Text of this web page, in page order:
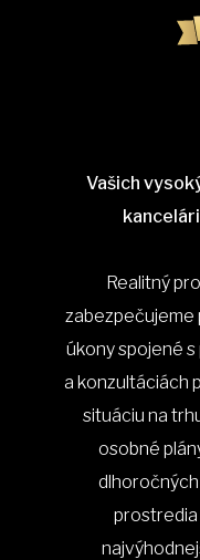
Vašich
Realitný
úkony spojené s
a konzultáciách
situáciu na
osobné